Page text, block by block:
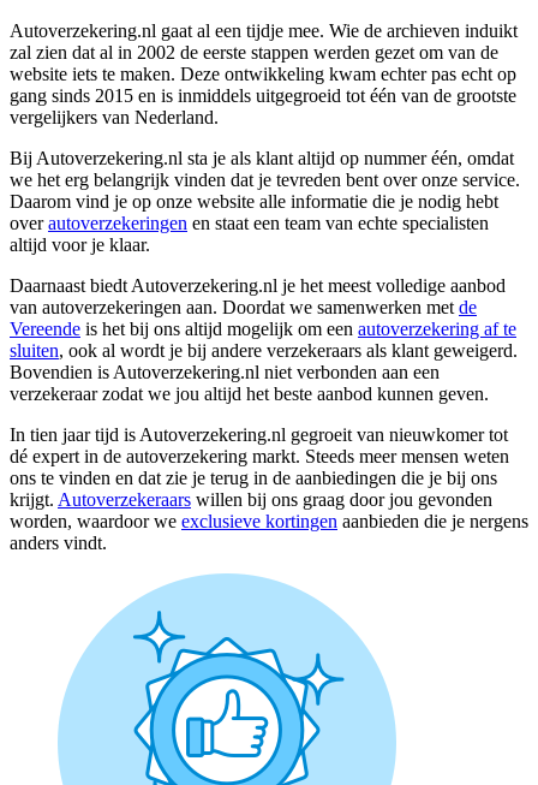
Autoverzekering.nl gaat al een tijdje mee. Wie de archieven induikt
zal zien dat al in 2002 de eerste stappen werden gezet om van de
website iets te maken. Deze ontwikkeling kwam echter pas echt op
gang sinds 2015 en is inmiddels uitgegroeid tot één van de grootste
vergelijkers van Nederland.
Bij Autoverzekering.nl sta je als klant altijd op nummer één, omdat
we het erg belangrijk vinden dat je tevreden bent over onze service.
Daarom vind je op onze website alle informatie die je nodig hebt
overautoverzekeringen en staat een team van echte specialisten
altijd voor je klaar.
Daarnaast biedt Autoverzekering.nl je het meest volledige aanbod
van autoverzekeringen aan. Doordat we samenwerken met de
Vereende is het bij ons altijd mogelijk om een autoverzekering af te
sluiten, ook al wordt je bij andere verzekeraars als klant geweigerd.
Bovendien is Autoverzekering.nl niet verbonden aan een
verzekeraar zodat we jou altijd het beste aanbod kunnen geven.
In tien jaar tijd is Autoverzekering.nl gegroeit van nieuwkomer tot
dé expert in de autoverzekering markt. Steeds meer mensen weten
ons te vinden en dat zie je terug in de aanbiedingen die je bij ons
krijgt. Autoverzekeraars willen bij ons graag door jou gevonden
worden, waardoor we exclusieve kortingen aanbieden die je nergens
anders vindt.